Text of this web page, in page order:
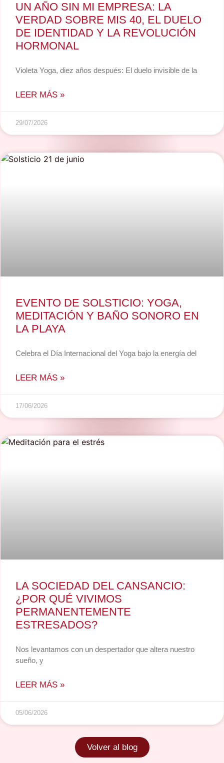
UN AÑO SIN MI EMPRESA: LA
VERDAD SOBRE MIS 40, EL DUELO
DE IDENTIDAD Y LA REVOLUCIÓN
HORMONAL
Violeta Yoga, diez años después: El duelo invisible de la
LEER MÁS »
29/07/2026
EVENTO DE SOLSTICIO: YOGA,
MEDITACIÓN Y BAÑO SONORO EN
LA PLAYA
Celebra el Día Internacional del Yoga bajo la energía del
LEER MÁS »
17/06/2026
LA SOCIEDAD DEL CANSANCIO:
¿POR QUÉ VIVIMOS
PERMANENTEMENTE
ESTRESADOS?
Nos levantamos con un despertador que altera nuestro
sueño, y
LEER MÁS »
05/06/2026
Volver al blog